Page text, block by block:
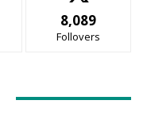
8,089
Follovers